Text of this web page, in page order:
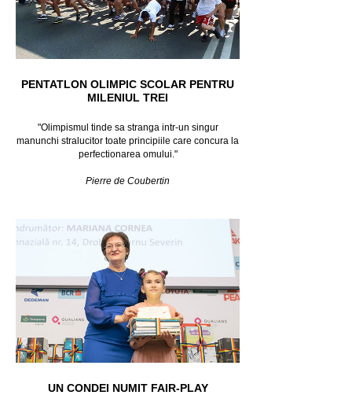
PENTATLON OLIMPIC SCOLAR PENTRU
MILENIUL TREI
"Olimpismul tinde sa stranga intr-un singur
manunchi stralucitor toate principiile care concura la
perfectionarea omului."
Pierre de Coubertin
UN CONDEI NUMIT FAIR-PLAY